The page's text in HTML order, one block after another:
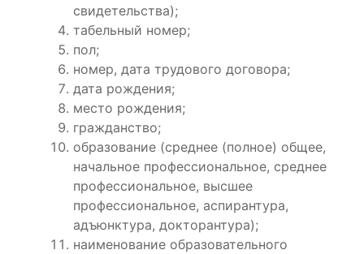
свидетельства);
табельный номер;
пол;
номер, дата трудового договора;
дата рождения;
место рождения;
гражданство;
образование (среднее (полное) общее,
начальное профессиональное, среднее
профессиональное, высшее
профессиональное, аспирантура,
адъюнктура, докторантура);
наименование образовательного